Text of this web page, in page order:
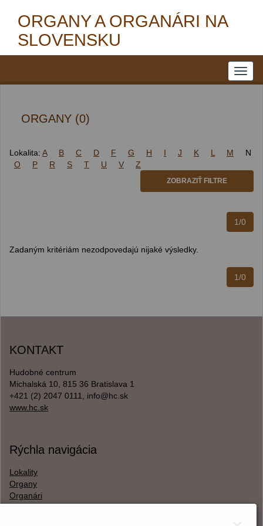
ORGANY A ORGANÁRI NA
SLOVENSKU
ORGANY (0)
Lokalita: A B C D F G H I J K L M N
O
P R S T U V Z
ZOBRAZIŤ FILTRE
1/0
Zadaným kritériám nezodpovedajú nijaké výsledky.
1/0
KONTAKT
Hudobné centrum
Michalská 10, 815 36 Bratislava 1
+421 (2) 2047 0111, info@hc.sk
www.hc.sk
Rýchla navigácia
Lokality
Organy
Organári